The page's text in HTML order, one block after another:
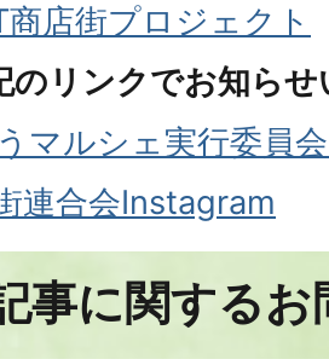
商店街プロジェクト
のリンクでお知ら
マルシェ実行委員
連合会Instagram
事に関する